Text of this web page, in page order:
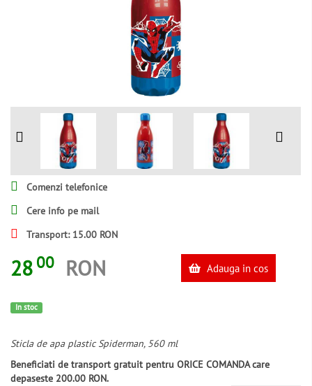
Comenzi telefonice
Cere info pe mail
Transport: 15.00 RON
28 00 RON Adauga in cos
In stoc
Sticla de apa plastic Spiderman, 560 ml
Beneficiati de transport gratuit pentru ORICE COMANDA care
depaseste 200.00 RON.